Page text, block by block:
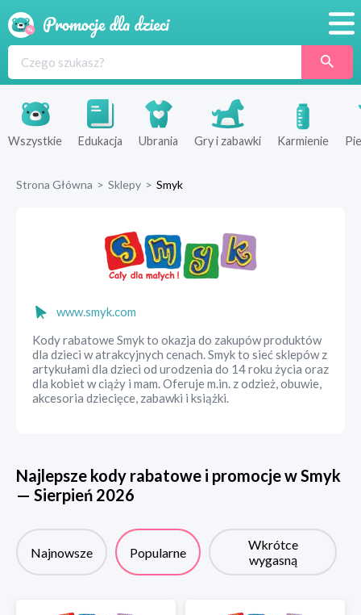
Produkty
Sklepy
Wszystkie Edukacja Ubrania Gry i zabawki Karmienie
Strona Główna > Sklepy > Smyk
www.smyk.com
Kody rabatowe Smyk to okazja do zakupów produktów
dla dzieci w atrakcyjnych cenach. Smyk to sieć sklepów z
artykułami dla dzieci od urodzenia do 14 roku życia oraz
dla kobiet w ciąży i mam. Oferuje m.in. z odzież, obuwie,
akcesoria dziecięce, zabawki i książki.
Najlepsze kody rabatowe i promocje wSmyk
— Sierpień 2026
Najnowsze Popularne
Wkrótce
wygasną